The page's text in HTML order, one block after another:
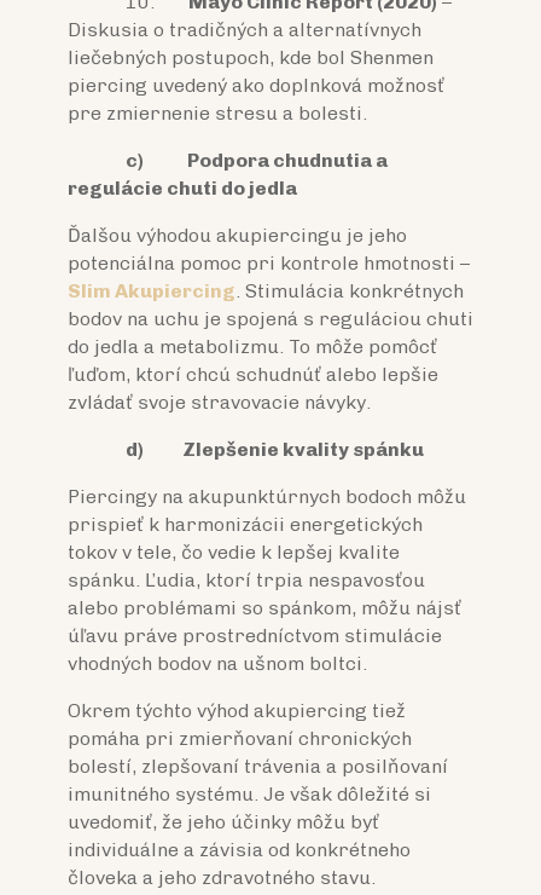
Diskusia o tradičných a alternatívnych
liečebných postupoch, kde bol Shenmen
piercing uvedený ako doplnková možnosť
pre zmiernenie stresu a bolesti.
c)
Podpora chudnutia a
regulácie chuti do jedla
Ďalšou výhodou akupiercingu je jeho
potenciálna pomoc pri kontrole hmotnosti –
Slim Akupiercing. Stimulácia konkrétnych
bodov na uchu je spojená s reguláciou chuti
do jedla a metabolizmu. To môže pomôcť
ľuďom, ktorí chcú schudnúť alebo lepšie
zvládať svoje stravovacie návyky.
d) Zlepšenie kvality spánku
Piercingy na akupunktúrnych bodoch môžu
prispieť k harmonizácii energetických
tokov v tele, čo vedie k lepšej kvalite
spánku. Ľudia, ktorí trpia nespavosťou
alebo problémami so spánkom, môžu nájsť
úľavu práve prostredníctvom stimulácie
vhodných bodov na ušnom boltci.
Okrem týchto výhod akupiercing tiež
pomáha pri zmierňovaní chronických
bolestí, zlepšovaní trávenia a posilňovaní
imunitného systému. Je však dôležité si
uvedomiť, že jeho účinky môžu byť
individuálne a závisia od konkrétneho
človeka a jeho zdravotného stavu.